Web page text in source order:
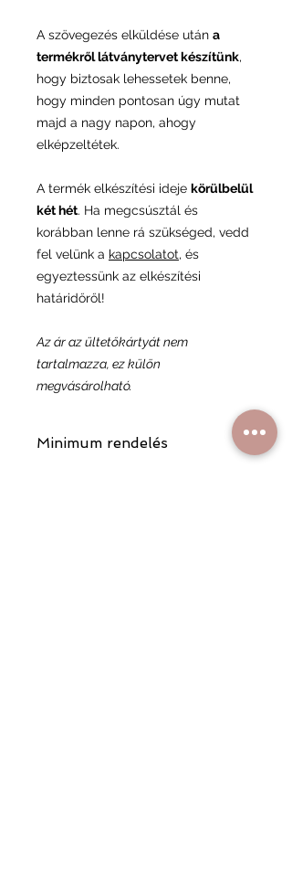
A szövegezés elküldése után a
termékről látványtervet készítünk,
hogy biztosak lehessetek benne,
hogy minden pontosan úgy mutat
majd a nagy napon, ahogy
elképzeltétek.
A termék elkészítési ideje körülbelül
két hét. Ha megcsúsztál és
korábban lenne rá szükséged, vedd
fel velünk a kapcsolatot, és
egyeztessünk az elkészítési
határidőről!
Az ár az ültetőkártyát nem
tartalmazza, ez külön
megvásárolható.
Minimum rendelés